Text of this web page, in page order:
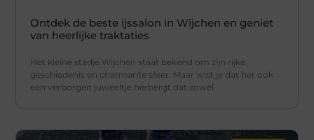
Ontdek de beste ijssalon in Wijchen en geniet
van heerlijke traktaties
Het kleine stadje Wijchen staat bekend om zijn rijke
geschiedenis en charmante sfeer. Maar wist je dat het ook
een verborgen juweeltje herbergt dat zowel